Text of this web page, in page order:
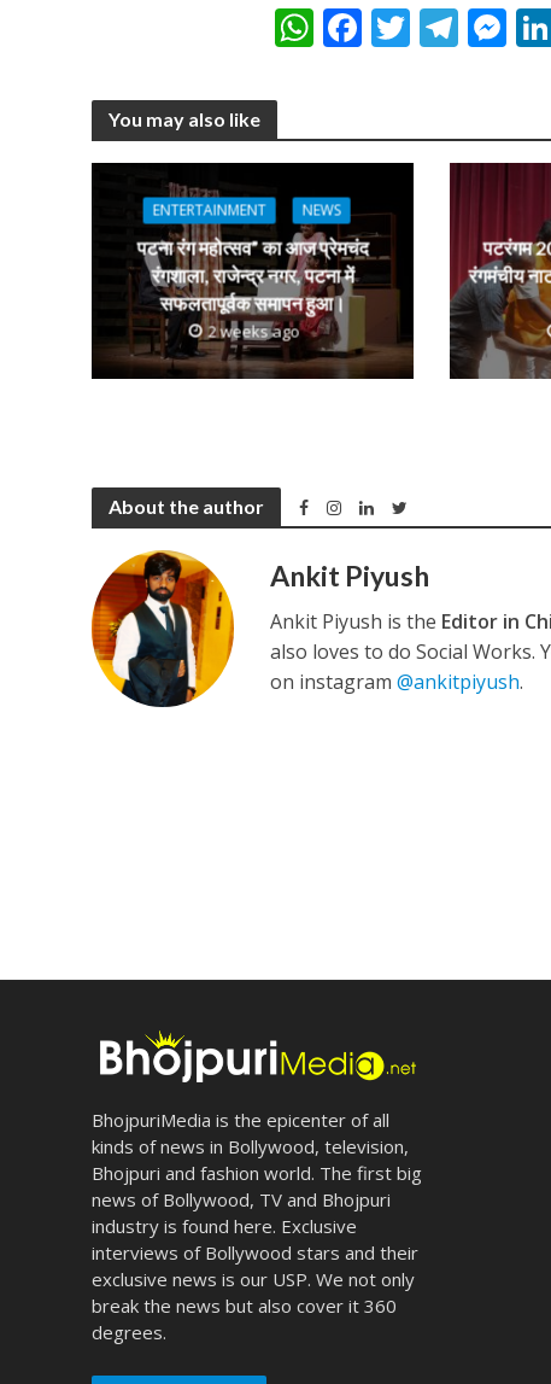
W
s
p
p
F
b
o
k
T
er
T
gr
a
m
M
e
g
er
You may also like
ENTERTAINMENT NEWS
पटना रंग महोत्सव” का आज प्रेमचंद
रंगशाला, राजेन्द्र नगर, पटना में
सफलतापूर्वक समापन हुआ।
2 weeks ago
पटरंगम
रंगमंचीय
About the author
Ankit Piyush
Ankit Piyush is the Editor in
also loves to do Social Works.
on instagram@ankitpiyush.
BhojpuriMedia is the epicenter of all
kinds of news in Bollywood, television,
Bhojpuri and fashion world. The first big
news of Bollywood, TV and Bhojpuri
industry is found here. Exclusive
interviews of Bollywood stars and their
exclusive news is our USP. We not only
break the news but also cover it 360
degrees.